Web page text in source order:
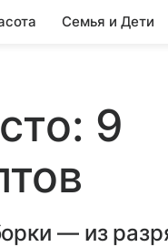
Семья и Дети
9
— из